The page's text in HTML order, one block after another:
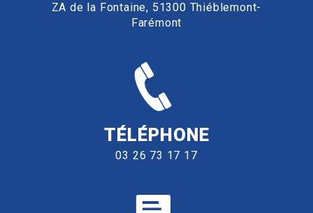
ZA de la Fontaine, 51300 Thiéblemont-
Farémont
TÉLÉPHONE
03 26 73 17 17